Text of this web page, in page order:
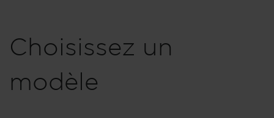
Choisissez un
modèle